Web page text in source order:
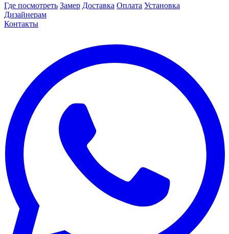
Где посмотреть Замер Доставка Оплата Установка
Дизайнерам
Контакты